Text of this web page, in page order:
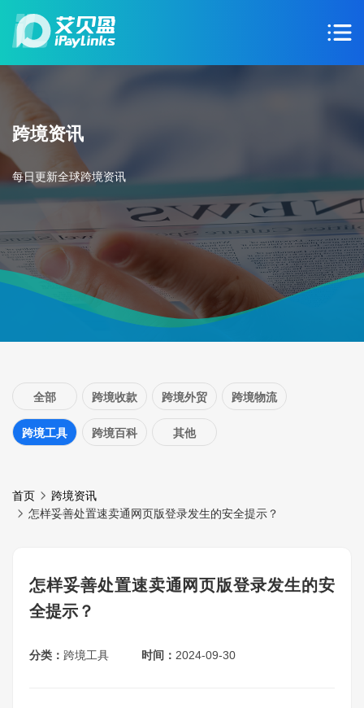
跨境资讯
每日更新全球跨境资讯
全部 跨境收款 跨境外贸 跨境物流
跨境工具 跨境百科 其他
首页
跨境资讯
怎样妥善处置速卖通网页版登录发生的安全提示？
怎样妥善处置速卖通网页版登录发生的安
全提示？
分类： 跨境工具 时间： 2024-09-30